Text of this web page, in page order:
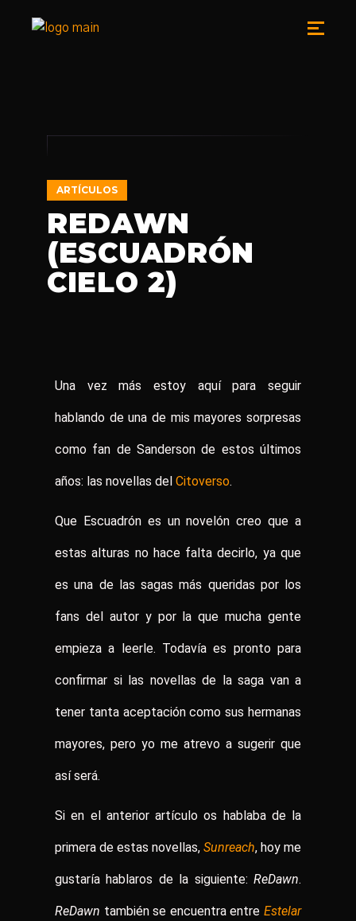
ARTÍCULOS
REDAWN
(ESCUADRÓN
CIELO 2)
Una vez más estoy aquí para seguir
hablando de una de mis mayores sorpresas
como fan de Sanderson de estos últimos
años: las novellas del Citoverso.
Que Escuadrón es un novelón creo que a
estas alturas no hace falta decirlo, ya que
es una de las sagas más queridas por los
fans del autor y por la que mucha gente
empieza a leerle. Todavía es pronto para
confirmar si las novellas de la saga van a
tener tanta aceptación como sus hermanas
mayores, pero yo me atrevo a sugerir que
así será.
Si en el anterior artículo os hablaba de la
primera de estas novellas, Sunreach, hoy me
gustaría hablaros de la siguiente: ReDawn.
ReDawn también se encuentra entre Estelar